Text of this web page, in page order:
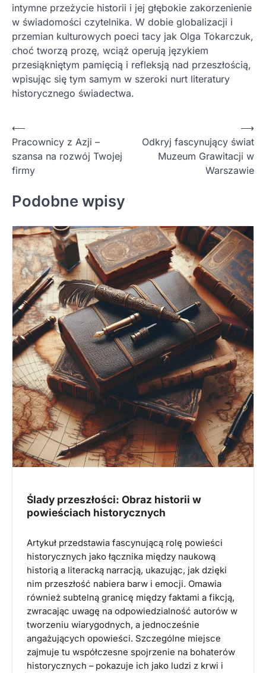
intymne przeżycie historii i jej głębokie zakorzenienie
w świadomości czytelnika. W dobie globalizacji i
przemian kulturowych poeci tacy jak Olga Tokarczuk,
choć tworzą prozę, wciąż operują językiem
przesiąkniętym pamięcią i refleksją nad przeszłością,
wpisując się tym samym w szeroki nurt literatury
historycznego świadectwa.
Nawigacja
wpisu
⟵
Pracownicy z Azji –
szansa na rozwój Twojej
firmy
Odkryj fascynujący świat
Muzeum Grawitacji w
Warszawie
⟶
Podobne wpisy
Ślady przeszłości: Obraz historii w
powieściach historycznych
Artykuł przedstawia fascynującą rolę powieści
historycznych jako łącznika między naukową
historią a literacką narracją, ukazując, jak dzięki
nim przeszłość nabiera barw i emocji. Omawia
również subtelną granicę między faktami a fikcją,
zwracając uwagę na odpowiedzialność autorów w
tworzeniu wiarygodnych, a jednocześnie
angażujących opowieści. Szczególne miejsce
zajmuje tu współczesne spojrzenie na bohaterów
historycznych – pokazuje ich jako ludzi z krwi i